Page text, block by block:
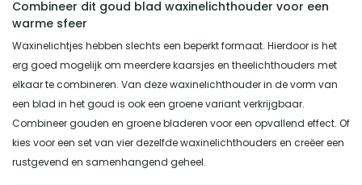
Combineer dit goud blad waxinelichthouder voor een
warme sfeer
Waxinelichtjes hebben slechts een beperkt formaat. Hierdoor is het
erg goed mogelijk om meerdere kaarsjes en theelichthouders met
elkaar te combineren. Van deze waxinelichthouder in de vorm van
een blad in het goud is ook een groene variant verkrijgbaar.
Combineer gouden en groene bladeren voor een opvallend effect. Of
kies voor een set van vier dezelfde waxinelichthouders en creëer een
rustgevend en samenhangend geheel.